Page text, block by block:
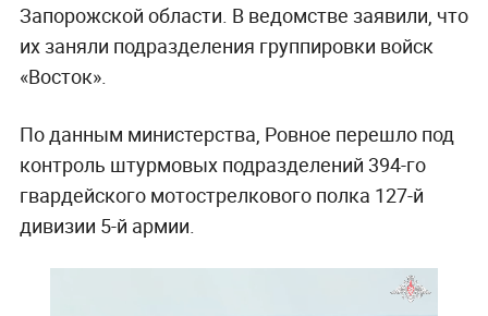
Запорожской области. В ведомстве заявили, что
их заняли подразделения группировки войск
«Восток».
По данным министерства, Ровное перешло под
контроль штурмовых подразделений 394-го
гвардейского мотострелкового полка 127-й
дивизии 5-й армии.